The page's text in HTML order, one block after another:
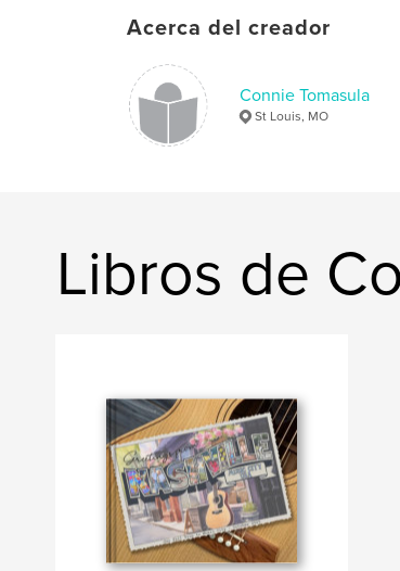
Acerca del creador
Connie Tomasula
St Louis, MO
Libros de